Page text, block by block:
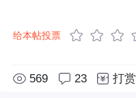
给本帖投票
569 23 打赏